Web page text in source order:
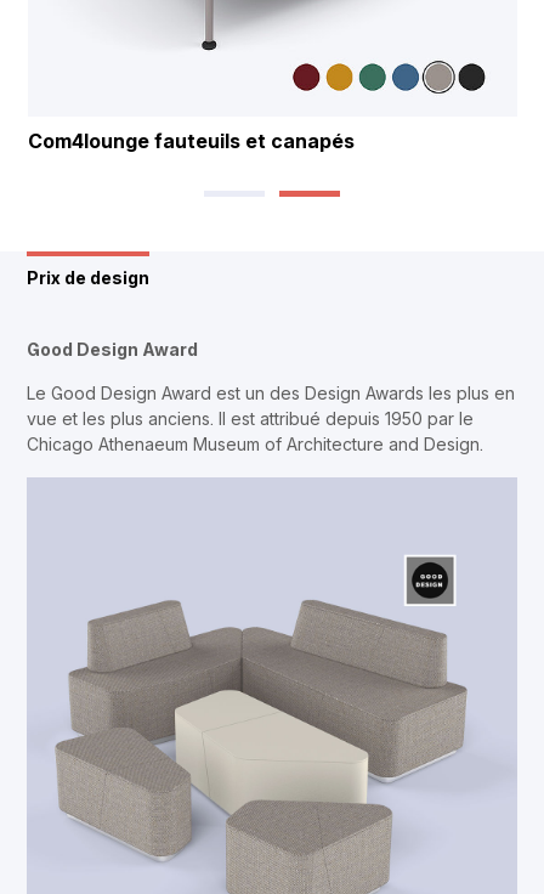
Com4lounge fauteuils et canapés
Prix de design
Good Design Award
Le Good Design Award est un des Design Awards les plus en
vue et les plus anciens. Il est attribué depuis 1950 par le
Chicago Athenaeum Museum of Architecture and Design.